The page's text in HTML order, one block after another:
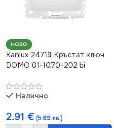
НОВО
Kanlux 24719 Кръстат ключ
DOMO 01-1070-202 bi
Налично
2.91 € (5.69 лв.)